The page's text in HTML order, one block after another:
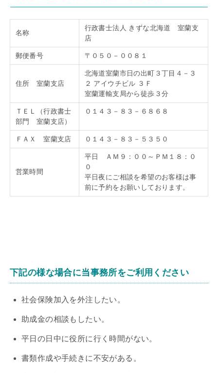
名称
行政書士法人 きずな北海道 室蘭支
店
郵便番号 〒０５０－００８１
住所 室蘭支店
北海道室蘭市日の出町３丁目４－３
２ アイウチビル ３Ｆ
室蘭運輸支局から徒歩３分
ＴＥＬ（行政書士
部門 室蘭支店）
０１４３－８３－６８６８
ＦＡＸ 室蘭支店 ０１４３－８３－５３５０
営業時間
平日 ＡＭ９：００～ＰＭ１８：０
０
平日夜にご相談を希望のお客様は事
前に予約をお願いしております。
下記の様な場合に当事務所をご利用ください
社会保険加入を外注したい。
助成金の相談もしたい。
平日の日中に役所に行く時間がない。
書類作成や手続きに不安がある。